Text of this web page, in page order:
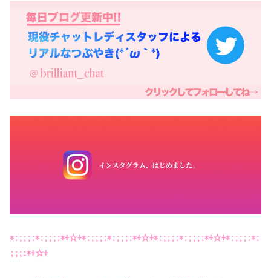
*:;;;:*:;;;:*+☆+*:;;;:*:;;;:*+☆+*:;;;:*:;;;:*+☆+*:;;;:*:
;;;:*+☆+